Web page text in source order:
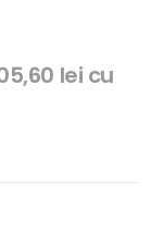
lei cu